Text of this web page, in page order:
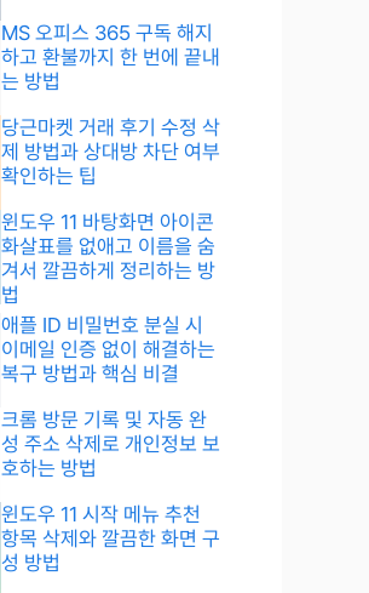
MS 오피스 365 구독 해지
하고 환불까지 한 번에 끝내
는 방법
당근마켓 거래 후기 수정 삭
제 방법과 상대방 차단 여부
확인하는 팁
윈도우 11 바탕화면 아이콘
화살표를 없애고 이름을 숨
겨서 깔끔하게 정리하는 방
법
애플 ID 비밀번호 분실 시
이메일 인증 없이 해결하는
복구 방법과 핵심 비결
크롬 방문 기록 및 자동 완
성 주소 삭제로 개인정보 보
호하는 방법
윈도우 11 시작 메뉴 추천
항목 삭제와 깔끔한 화면 구
성 방법